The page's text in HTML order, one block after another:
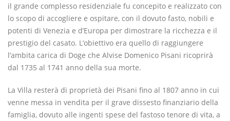
il grande complesso residenziale fu concepito e realizzato con
lo scopo di accogliere e ospitare, con il dovuto fasto, nobili e
potenti di Venezia e d’Europa per dimostrare la ricchezza e il
prestigio del casato. L’obiettivo era quello di raggiungere
l’ambita carica di Doge che Alvise Domenico Pisani ricoprirà
dal 1735 al 1741 anno della sua morte.
La Villa resterà di proprietà dei Pisani fino al 1807 anno in cui
venne messa in vendita per il grave dissesto finanziario della
famiglia, dovuto alle ingenti spese del fastoso tenore di vita, a